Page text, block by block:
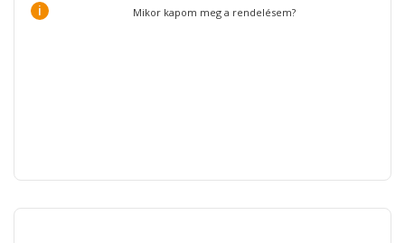
i Mikor kapom meg a rendelésem?